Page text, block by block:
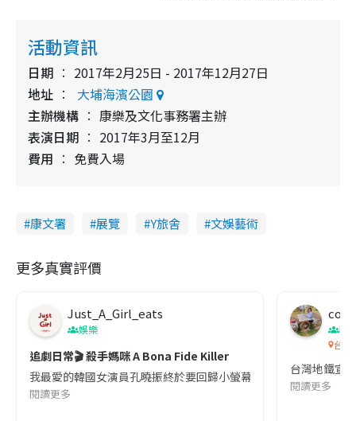
活動資訊
日期
2017年2月25日 - 2017年12月27日
地址
大埔海濱公園
主辦機構
康樂及文化事務署主辦
表演日期
2017年3月至12月
費用
免費入場
康文署 展覽 Y旅舍 文娛藝術
更多真實評價
Just_A_Girl_eats
娛樂
追劇日常🎬 殺手媽咪 A Bona Fide Killer
我最愛的韓國女演員孔曉振終於要回歸小螢幕啦!這次的劇本改編
閱讀更多
co
吹
台灣
台灣地鐵宣
閱讀更多